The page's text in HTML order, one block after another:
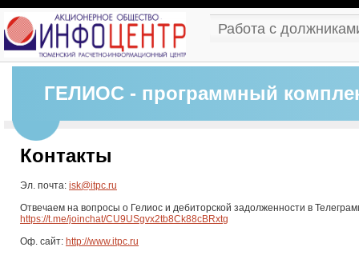
Работа с
ГЕЛИОС - программный
Контакты
Эл. почта: isk@itpc.ru
Отвечаем на вопросы о Гелиос и дебиторской задолженности в
https://t.me/joinchat/CU9USgvx2tb8Ck88cBRxtg
Оф. сайт: http://www.itpc.ru